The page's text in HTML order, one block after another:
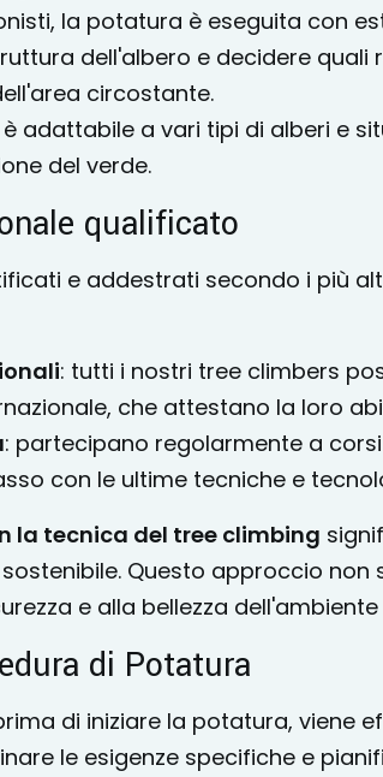
la potatura è eseguita con
dell'albero e decidere
circostante.
adattabile a vari tipi di alberi e
del verde.
qualificato
e addestrati secondo i più
: tutti i nostri tree climbers
che attestano la loro
: partecipano regolarmente a
con le ultime tecniche e
la tecnica del tree climbing
Questo approccio non
e alla bellezza
di Potatura
di iniziare la potatura, viene
le esigenze specifiche e